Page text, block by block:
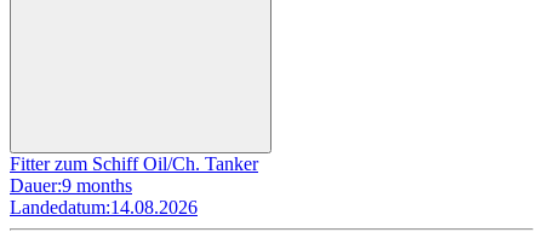
Fitter zum Schiff Oil/Ch. Tanker
Dauer:9 months
Landedatum:14.08.2026